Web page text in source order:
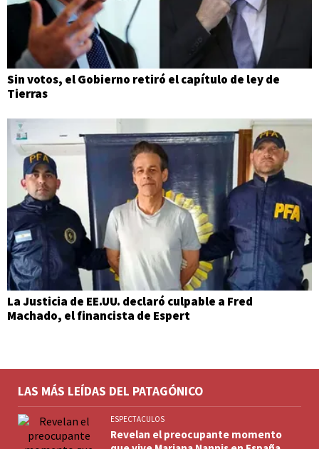
Sin votos, el Gobierno retiró el capítulo de ley de
Tierras
La Justicia de EE.UU. declaró culpable a Fred
Machado, el financista de Espert
LAS MÁS LEÍDAS DEL PATAGÓNICO
ESPECTACULOS
Revelan el preocupante momento